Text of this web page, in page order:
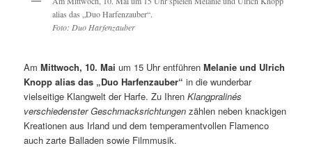
alias das „Duo Harfenzauber“.
Foto: Duo Harfenzauber
AmMittwoch, 10. Mai um 15 Uhr entführenMelanie und Ulrich
Knopp alias das „Duo Harfenzauber“ in die wunderbar
vielseitige Klangwelt der Harfe. Zu IhrenKlangpralinés
verschiedenster Geschmacksrichtungen zählen neben knackigen
Kreationen aus Irland und dem temperamentvollen Flamenco
auch zarte Balladen sowie Filmmusik.